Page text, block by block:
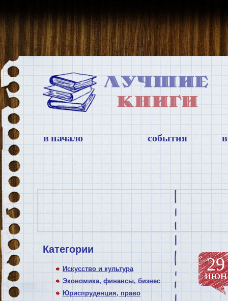
в начало события
Категории
Искусство и культура
Экономика, финансы, бизнес
Юриспруденция, право
29
июн